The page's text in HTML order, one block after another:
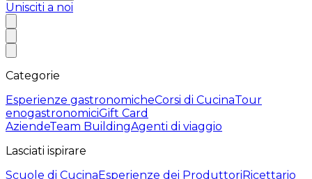
Unisciti a noi
Categorie
Esperienze gastronomicheCorsi di CucinaTour
enogastronomiciGift Card
AziendeTeam BuildingAgenti di viaggio
Lasciati ispirare
Scuole di CucinaEsperienze dei ProduttoriRicettario